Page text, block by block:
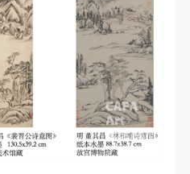
会员账户登录